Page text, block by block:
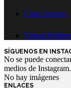
Clear Service
Virtual Rubber
SÍGUENOS EN
No se puede
medios de Instagram.
No hay imágenes
ENLACES